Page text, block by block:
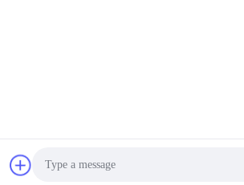
개인정보 보호 정책